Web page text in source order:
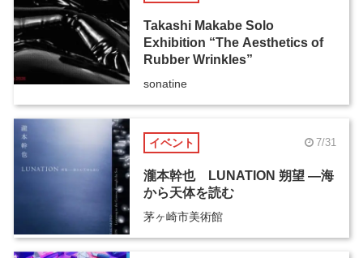
Takashi Makabe Solo
Exhibition “The Aesthetics of
Rubber Wrinkles”
sonatine
イベント 7/31
瀧本幹也 LUNATION 朔望 ―海
から天体を読む
茅ヶ崎市美術館